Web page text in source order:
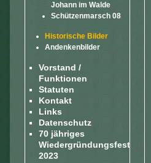
Johann im Walde
Schützenmarsch 08
Historische Bilder
Andenkenbilder
Vorstand /
Funktionen
Statuten
Kontakt
Links
Datenschutz
70 jähriges
Wiedergründungsfest
2023